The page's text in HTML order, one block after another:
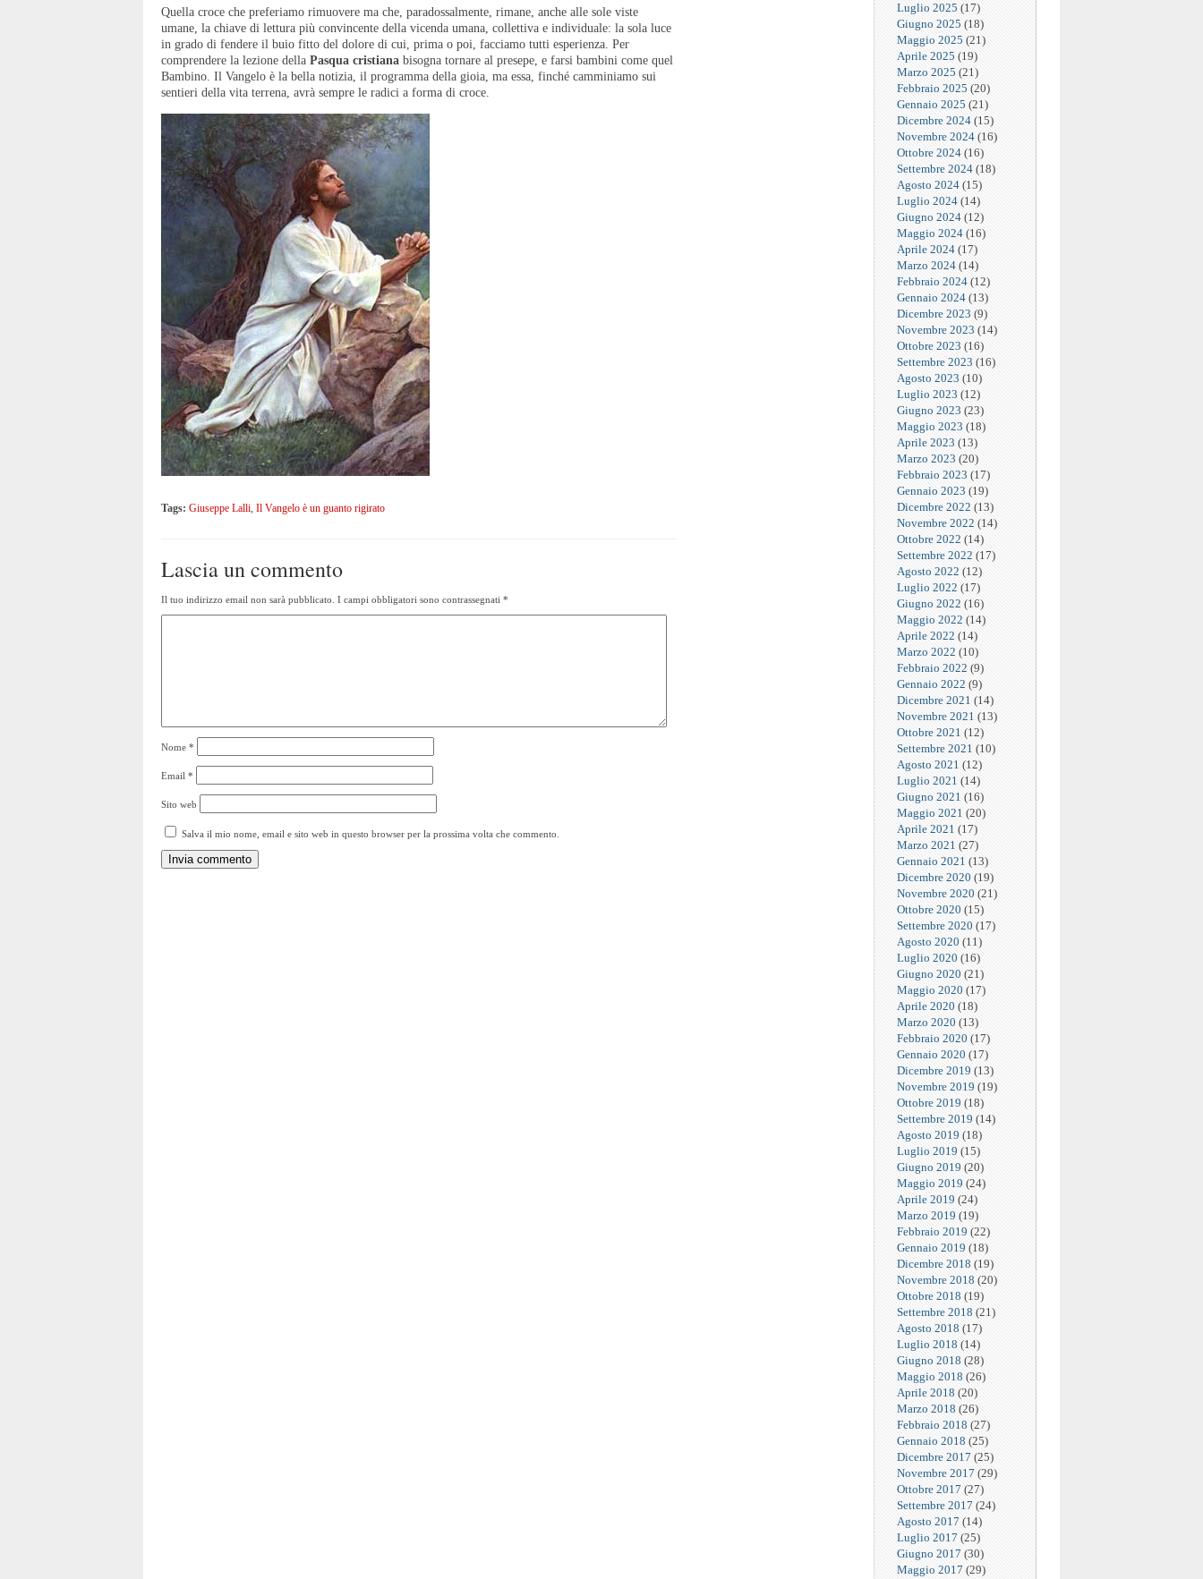
Quella croce che preferiamo rimuovere ma che, paradossalmente, rimane, anche alle sole viste
umane, la chiave di lettura più convincente della vicenda umana, collettiva e individuale: la sola luce
in grado di fendere il buio fitto del dolore di cui, prima o poi, facciamo tutti esperienza. Per
comprendere la lezione della Pasqua cristiana bisogna tornare al presepe, e farsi bambini come quel
Bambino. Il Vangelo è la bella notizia, il programma della gioia, ma essa, finché camminiamo sui
sentieri della vita terrena, avrà sempre le radici a forma di croce.
Tags: Giuseppe Lalli, Il Vangelo è un guanto rigirato
Lascia un commento
Il tuo indirizzo email non sarà pubblicato. I campi obbligatori sono contrassegnati *
Nome *
Email *
Sito web
Salva il mio nome, email e sito web in questo browser per la prossima volta che commento.
Luglio 2025 (17)
Giugno 2025 (18)
Maggio 2025 (21)
Aprile 2025 (19)
Marzo 2025 (21)
Febbraio 2025 (20)
Gennaio 2025 (21)
Dicembre 2024 (15)
Novembre 2024 (16)
Ottobre 2024 (16)
Settembre 2024 (18)
Agosto 2024 (15)
Luglio 2024 (14)
Giugno 2024 (12)
Maggio 2024 (16)
Aprile 2024 (17)
Marzo 2024 (14)
Febbraio 2024 (12)
Gennaio 2024 (13)
Dicembre 2023 (9)
Novembre 2023 (14)
Ottobre 2023 (16)
Settembre 2023 (16)
Agosto 2023 (10)
Luglio 2023 (12)
Giugno 2023 (23)
Maggio 2023 (18)
Aprile 2023 (13)
Marzo 2023 (20)
Febbraio 2023 (17)
Gennaio 2023 (19)
Dicembre 2022 (13)
Novembre 2022 (14)
Ottobre 2022 (14)
Settembre 2022 (17)
Agosto 2022 (12)
Luglio 2022 (17)
Giugno 2022 (16)
Maggio 2022 (14)
Aprile 2022 (14)
Marzo 2022 (10)
Febbraio 2022 (9)
Gennaio 2022 (9)
Dicembre 2021 (14)
Novembre 2021 (13)
Ottobre 2021 (12)
Settembre 2021 (10)
Agosto 2021 (12)
Luglio 2021 (14)
Giugno 2021 (16)
Maggio 2021 (20)
Aprile 2021 (17)
Marzo 2021 (27)
Gennaio 2021 (13)
Dicembre 2020 (19)
Novembre 2020 (21)
Ottobre 2020 (15)
Settembre 2020 (17)
Agosto 2020 (11)
Luglio 2020 (16)
Giugno 2020 (21)
Maggio 2020 (17)
Aprile 2020 (18)
Marzo 2020 (13)
Febbraio 2020 (17)
Gennaio 2020 (17)
Dicembre 2019 (13)
Novembre 2019 (19)
Ottobre 2019 (18)
Settembre 2019 (14)
Agosto 2019 (18)
Luglio 2019 (15)
Giugno 2019 (20)
Maggio 2019 (24)
Aprile 2019 (24)
Marzo 2019 (19)
Febbraio 2019 (22)
Gennaio 2019 (18)
Dicembre 2018 (19)
Novembre 2018 (20)
Ottobre 2018 (19)
Settembre 2018 (21)
Agosto 2018 (17)
Luglio 2018 (14)
Giugno 2018 (28)
Maggio 2018 (26)
Aprile 2018 (20)
Marzo 2018 (26)
Febbraio 2018 (27)
Gennaio 2018 (25)
Dicembre 2017 (25)
Novembre 2017 (29)
Ottobre 2017 (27)
Settembre 2017 (24)
Agosto 2017 (14)
Luglio 2017 (25)
Giugno 2017 (30)
Maggio 2017 (29)